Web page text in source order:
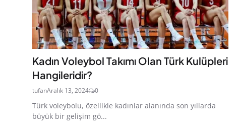
Kadın Voleybol Takımı Olan Türk Kulüpleri
Hangileridir?
tufanAralık 13, 2024 0
Türk voleybolu, özellikle kadınlar alanında son yıllarda
büyük bir gelişim gö...